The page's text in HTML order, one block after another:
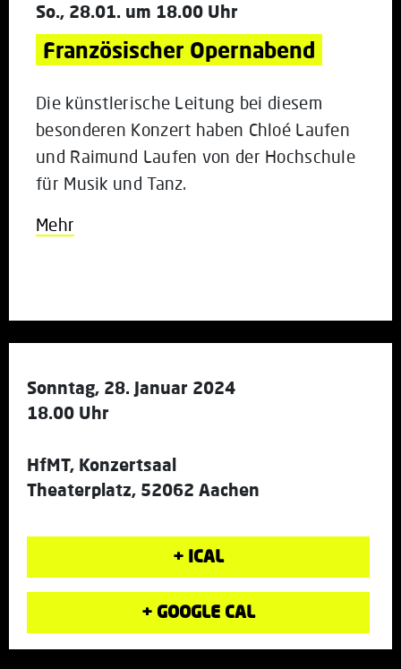
So., 28.01. um 18.00 Uhr
Französischer Opernabend
Die künstlerische Leitung bei diesem
besonderen Konzert haben Chloé Laufen
und Raimund Laufen von der Hochschule
für Musik und Tanz.
Mehr
Sonntag, 28. Januar 2024
18.00 Uhr
HfMT, Konzertsaal
Theaterplatz, 52062 Aachen
+ ICAL
+ GOOGLE CAL